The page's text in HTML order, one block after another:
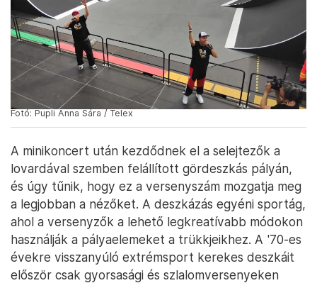
Fotó: Pupli Anna Sára / Telex
A minikoncert után kezdődnek el a selejtezők a
lovardával szemben felállított gördeszkás pályán,
és úgy tűnik, hogy ez a versenyszám mozgatja meg
a legjobban a nézőket. A deszkázás egyéni sportág,
ahol a versenyzők a lehető legkreatívabb módokon
használják a pályaelemeket a trükkjeikhez. A '70-es
évekre visszanyúló extrémsport kerekes deszkáit
először csak gyorsasági és szlalomversenyeken